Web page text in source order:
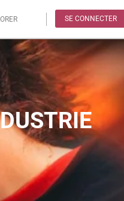
SE CONNECTER